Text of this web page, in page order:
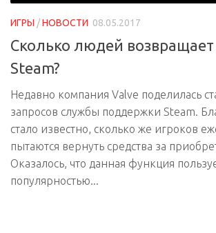
ИГРЫ /НОВОСТИ 08.05.2017
Сколько людей возвращает
Steam?
Недавно компания Valve поделилась
запросов службы поддержки Steam.
стало известно, сколько же игроков
пытаются вернуть средства за
Оказалось, что данная функция
популярностью...